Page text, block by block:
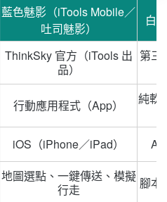
藍色魅影（iTools Mobile／
吐司魅影）
白
ThinkSky 官方（iTools 出
品）
第三
行動應用程式（App） 純軟
iOS（iPhone／iPad）
地圖選點、一鍵傳送、模擬
行走
腳本